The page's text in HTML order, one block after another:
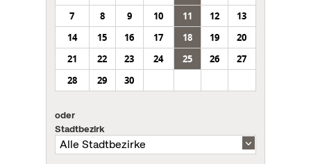
7
8 9 10 11 12
13
14
15 16 17 18 19
20
21
22 23 24 25 26
27
28
29 30
oder
Stadtbezirk